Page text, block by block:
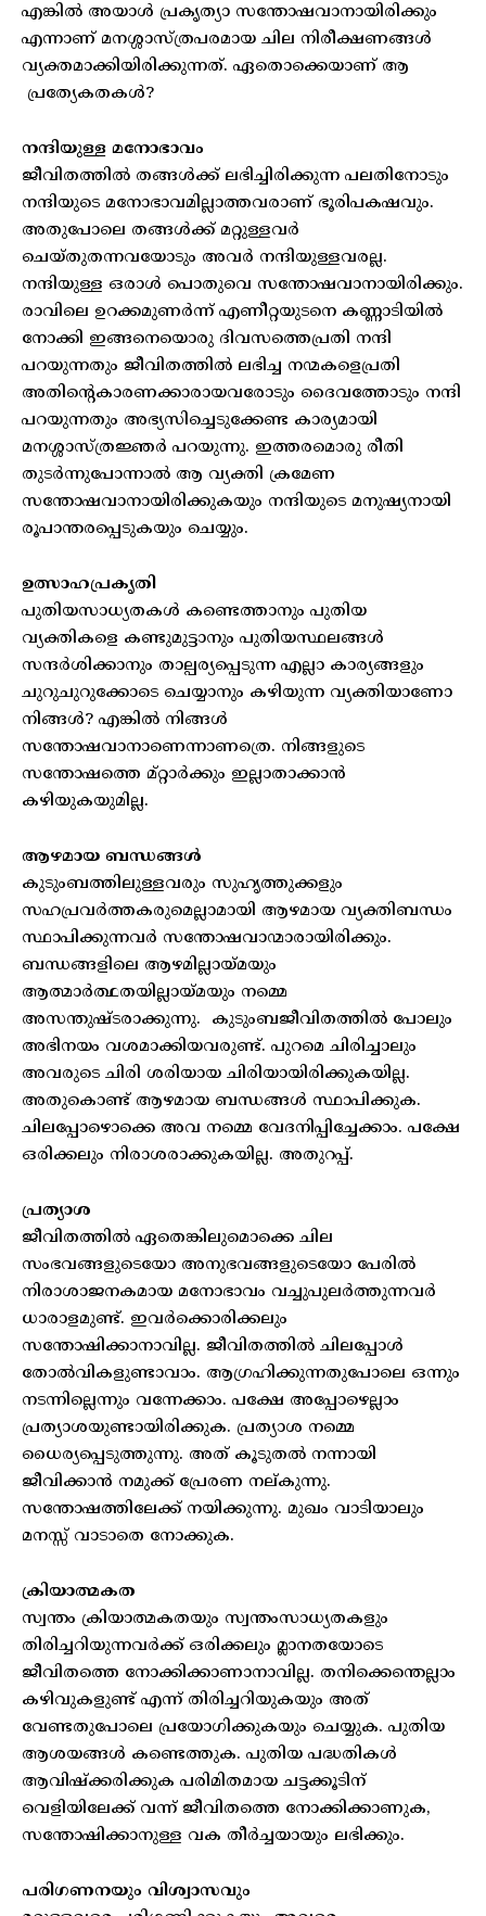
എങ്കിൽ അയാൾ പ്രകൃത്യാ സന്തോഷവാനായിരിക്കും
എന്നാണ് മനശ്ശാസ്ത്രപരമായ ചില നിരീക്ഷണങ്ങൾ
വ്യക്തമാക്കിയിരിക്കുന്നത്. ഏതൊക്കെയാണ് ആ
പ്രത്യേകതകൾ?
നന്ദിയുള്ള മനോഭാവം
ജീവിതത്തിൽ തങ്ങൾക്ക് ലഭിച്ചിരിക്കുന്ന പലതിനോടും
നന്ദിയുടെ മനോഭാവമില്ലാത്തവരാണ് ഭൂരിപകഷവും.
അതുപോലെ തങ്ങൾക്ക് മറ്റുള്ളവർ
ചെയ്തുതന്നവയോടും അവർ നന്ദിയുള്ളവരല്ല.
നന്ദിയുള്ള ഒരാൾ പൊതുവെ സന്തോഷവാനായിരിക്കും.
രാവിലെ ഉറക്കമുണർന്ന് എണീറ്റയുടനെ കണ്ണാടിയിൽ
നോക്കി ഇങ്ങനെയൊരു ദിവസത്തെപ്രതി നന്ദി
പറയുന്നതും ജീവിതത്തിൽ ലഭിച്ച നന്മകളെപ്രതി
അതിന്റെകാരണക്കാരായവരോടും ദൈവത്തോടും നന്ദി
പറയുന്നതും അഭ്യസിച്ചെടുക്കേണ്ട കാര്യമായി
മനശ്ശാസ്ത്രജ്ഞർ പറയുന്നു. ഇത്തരമൊരു രീതി
തുടർന്നുപോന്നാൽ ആ വ്യക്തി ക്രമേണ
സന്തോഷവാനായിരിക്കുകയും നന്ദിയുടെ മനുഷ്യനായി
രൂപാന്തരപ്പെടുകയും ചെയ്യും.
ഉത്സാഹപ്രകൃതി
പുതിയസാധ്യതകൾ കണ്ടെത്താനും പുതിയ
വ്യക്തികളെ കണ്ടുമുട്ടാനും പുതിയസ്ഥലങ്ങൾ
സന്ദർശിക്കാനും താല്പര്യപ്പെടുന്ന എല്ലാ കാര്യങ്ങളും
ചുറുചുറുക്കോടെ ചെയ്യാനും കഴിയുന്ന വ്യക്തിയാണോ
നിങ്ങൾ? എങ്കിൽ നിങ്ങൾ
സന്തോഷവാനാണെന്നാണത്രെ. നിങ്ങളുടെ
സന്തോഷത്തെ മ്റ്റാർക്കും ഇല്ലാതാക്കാൻ
കഴിയുകയുമില്ല.
ആഴമായ ബന്ധങ്ങൾ
കുടുംബത്തിലുള്ളവരും സുഹൃത്തുക്കളും
സഹപ്രവർത്തകരുമെല്ലാമായി ആഴമായ വ്യക്തിബന്ധം
സ്ഥാപിക്കുന്നവർ സന്തോഷവാന്മാരായിരിക്കും.
ബന്ധങ്ങളിലെ ആഴമില്ലായ്മയും
ആത്മാർത്ഥതയില്ലായ്മയും നമ്മെ
അസന്തുഷ്ടരാക്കുന്നു. കുടുംബജീവിതത്തിൽ പോലും
അഭിനയം വശമാക്കിയവരുണ്ട്. പുറമെ ചിരിച്ചാലും
അവരുടെ ചിരി ശരിയായ ചിരിയായിരിക്കുകയില്ല.
അതുകൊണ്ട് ആഴമായ ബന്ധങ്ങൾ സ്ഥാപിക്കുക.
ചിലപ്പോഴൊക്കെ അവ നമ്മെ വേദനിപ്പിച്ചേക്കാം. പക്ഷേ
ഒരിക്കലും നിരാശരാക്കുകയില്ല. അതുറപ്പ്.
പ്രത്യാശ
ജീവിതത്തിൽ ഏതെങ്കിലുമൊക്കെ ചില
സംഭവങ്ങളുടെയോ അനുഭവങ്ങളുടെയോ പേരിൽ
നിരാശാജനകമായ മനോഭാവം വച്ചുപുലർത്തുന്നവർ
ധാരാളമുണ്ട്. ഇവർക്കൊരിക്കലും
സന്തോഷിക്കാനാവില്ല. ജീവിതത്തിൽ ചിലപ്പോൾ
തോൽവികളുണ്ടാവാം. ആഗ്രഹിക്കുന്നതുപോലെ ഒന്നും
നടന്നില്ലെന്നും വന്നേക്കാം. പക്ഷേ അപ്പോഴെല്ലാം
പ്രത്യാശയുണ്ടായിരിക്കുക. പ്രത്യാശ നമ്മെ
ധൈര്യപ്പെടുത്തുന്നു. അത് കൂടുതൽ നന്നായി
ജീവിക്കാൻ നമുക്ക് പ്രേരണ നല്കുന്നു.
സന്തോഷത്തിലേക്ക് നയിക്കുന്നു. മുഖം വാടിയാലും
മനസ്സ് വാടാതെ നോക്കുക.
ക്രിയാത്മകത
സ്വന്തം ക്രിയാത്മകതയും സ്വന്തംസാധ്യതകളും
തിരിച്ചറിയുന്നവർക്ക് ഒരിക്കലും മ്ലാനതയോടെ
ജീവിതത്തെ നോക്കിക്കാണാനാവില്ല. തനിക്കെന്തെല്ലാം
കഴിവുകളുണ്ട് എന്ന് തിരിച്ചറിയുകയും അത്
വേണ്ടതുപോലെ പ്രയോഗിക്കുകയും ചെയ്യുക. പുതിയ
ആശയങ്ങൾ കണ്ടെത്തുക. പുതിയ പദ്ധതികൾ
ആവിഷ്‌ക്കരിക്കുക പരിമിതമായ ചട്ടക്കൂടിന്
വെളിയിലേക്ക് വന്ന് ജീവിതത്തെ നോക്കിക്കാണുക,
സന്തോഷിക്കാനുള്ള വക തീർച്ചയായും ലഭിക്കും.
പരിഗണനയും വിശ്വാസവും